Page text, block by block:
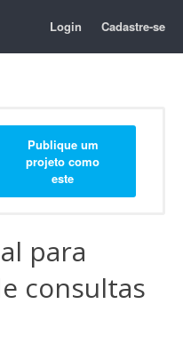
Login Cadastre-se
Publique um
projeto como
este
para
consultas